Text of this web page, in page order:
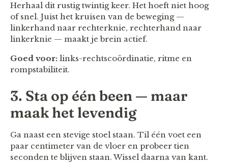
Herhaal dit rustig twintig keer. Het hoeft niet hoog
of snel. Juist het kruisen van de beweging —
linkerhand naar rechterknie, rechterhand naar
linkerknie — maakt je brein actief.
Goed voor: links-rechtscoördinatie, ritme en
rompstabiliteit.
3. Sta op één been — maar
maak het levendig
Ga naast een stevige stoel staan. Til één voet een
paar centimeter van de vloer en probeer tien
seconden te blijven staan. Wissel daarna van kant.